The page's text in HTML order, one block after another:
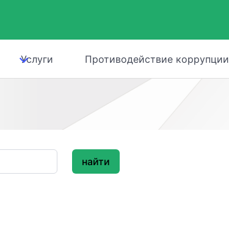
Услуги Противодействие коррупции
найти